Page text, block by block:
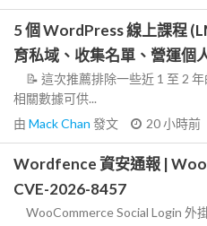
5 個 WordPress 線上課程
育私域、收集名單、營運個
📝 這次推薦排除一些近 1 至 2
相關數據可供...
由 Mack Chan 發文 20 小時前
Wordfence 資安通報 |
CVE-2026-8457
WooCommerce Social Login 外